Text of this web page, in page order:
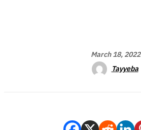
March 18, 2022
Tayyeba